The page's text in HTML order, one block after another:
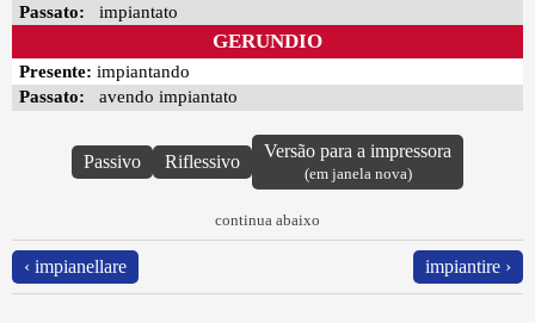
Passato: impiantato
GERUNDIO
Presente: impiantando
Passato: avendo impiantato
Passivo Riflessivo
Versão para a impressora
(em janela nova)
continua abaixo
‹ impianellare impiantire ›